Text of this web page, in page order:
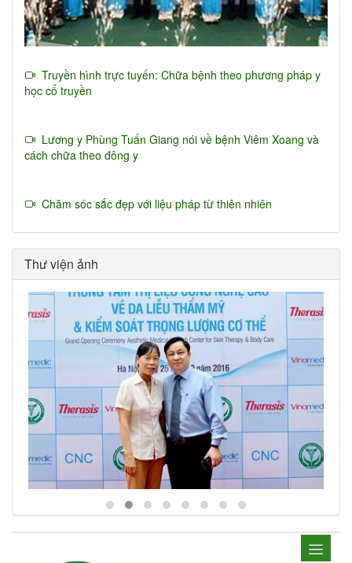
Truyền hình trực tuyến: Chữa bệnh theo phương pháp y
học cổ truyền
Lương y Phùng Tuấn Giang nói về bệnh Viêm Xoang và
cách chữa theo đông y
Chăm sóc sắc đẹp với liệu pháp từ thiên nhiên
Thư viện ảnh